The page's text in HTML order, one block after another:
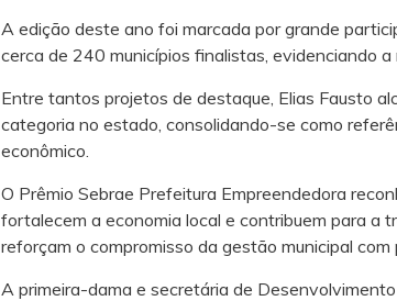
A edição deste ano foi marcada por grande
cerca de 240 municípios finalistas, evidenciando
Entre tantos projetos de destaque, Elias Fausto
categoria no estado, consolidando-se como
econômico.
O Prêmio Sebrae Prefeitura Empreendedora
fortalecem a economia local e contribuem para a
reforçam o compromisso da gestão municipal
A primeira-dama e secretária de